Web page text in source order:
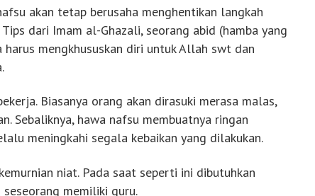
akan tetap berusaha menghentikan langkah
dari Imam al-Ghazali, seorang abid (hamba yang
harus mengkhususkan diri untuk Allah swt dan
Biasanya orang akan dirasuki merasa malas,
Sebaliknya, hawa nafsu membuatnya ringan
meningkahi segala kebaikan yang dilakukan.
niat. Pada saat seperti ini dibutuhkan
memiliki guru.